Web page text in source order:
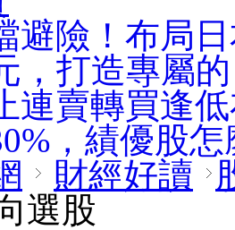
避險！布局
，打造專屬
連賣轉買逢
，績優股怎
財經好讀
選股